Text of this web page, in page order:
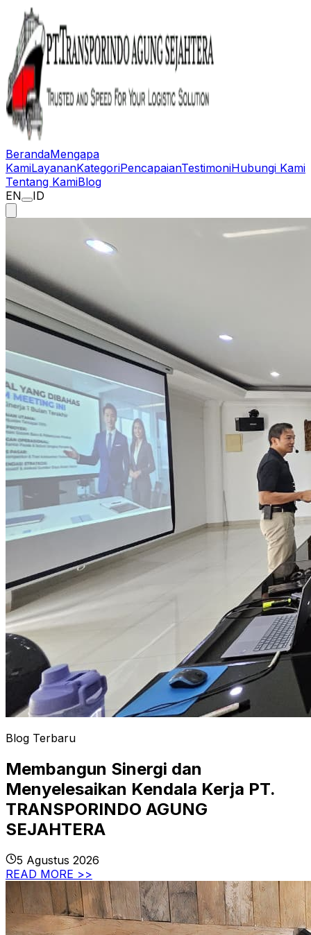
BerandaMengapa
KamiLayananKategoriPencapaianTestimoniHubungi Kami
Tentang KamiBlog
EN
ID
Blog Terbaru
Membangun Sinergi dan
Menyelesaikan Kendala Kerja PT.
TRANSPORINDO AGUNG
SEJAHTERA
5 Agustus 2026
READ MORE >>